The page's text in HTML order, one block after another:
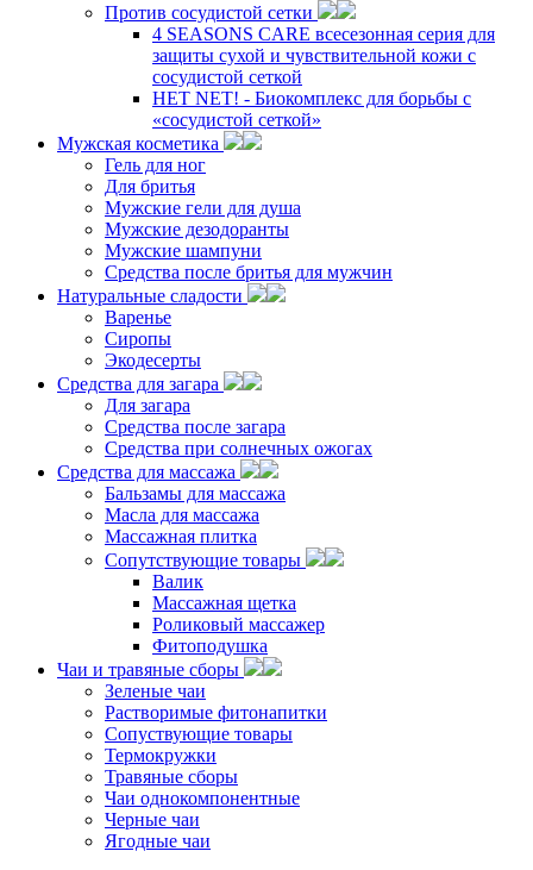
Против сосудистой сетки
4 SEASONS CARE всесезонная серия для
защиты сухой и чувствительной кожи с
сосудистой сеткой
НЕТ NET! - Биокомплекс для борьбы с
«сосудистой сеткой»
Мужская косметика
Гель для ног
Для бритья
Мужские гели для душа
Мужские дезодоранты
Мужские шампуни
Средства после бритья для мужчин
Натуральные сладости
Варенье
Сиропы
Экодесерты
Средства для загара
Для загара
Средства после загара
Средства при солнечных ожогах
Средства для массажа
Бальзамы для массажа
Масла для массажа
Массажная плитка
Сопутствующие товары
Валик
Массажная щетка
Роликовый массажер
Фитоподушка
Чаи и травяные сборы
Зеленые чаи
Растворимые фитонапитки
Сопуствующие товары
Термокружки
Травяные сборы
Чаи однокомпонентные
Черные чаи
Ягодные чаи